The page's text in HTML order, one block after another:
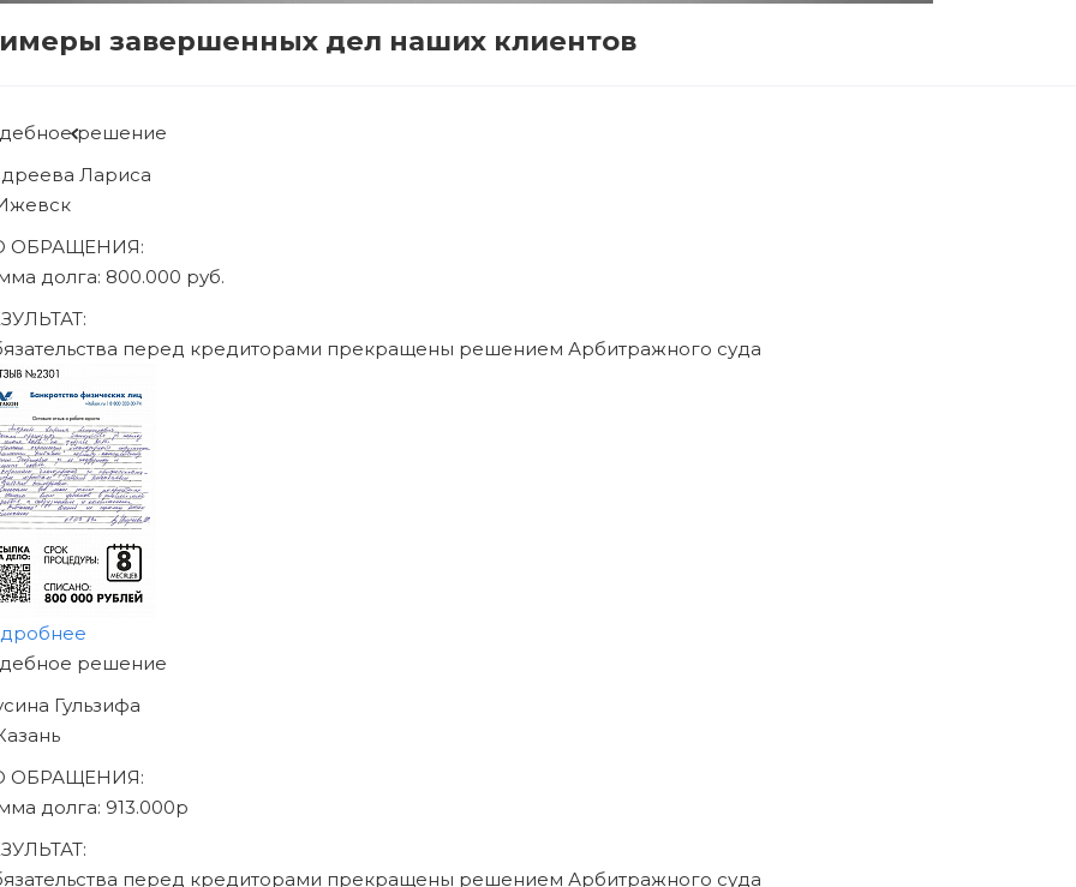
завершенных дел наших клиентов
решение
Людмила
Ижевск
ОБРАЩЕНИЯ:
долга: 470.000 руб.
перед кредиторами прекращены решением Арбитражного суда
ИЗБАВЛЯТЬСЯ
ДОЛГОВ
СЕГОДНЯ!
на консультацию